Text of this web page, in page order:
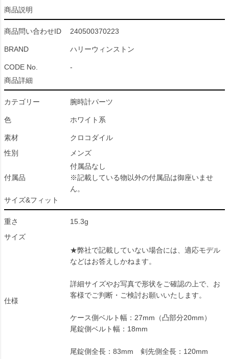
商品説明
商品問い合わせID 240500370223
BRAND ハリーウィンストン
CODE No.
-
商品詳細
カテゴリー 腕時計パーツ
色 ホワイト系
素材
クロコダイル
性別
メンズ
付属品
付属品なし
※記載している物以外の付属品は御座いませ
ん。
サイズ&フィット
重さ
15.3g
サイズ
仕様
★弊社で記載していない場合には、適応モデル
などはお答えしかねます。
詳細サイズやお写真で形状をご確認の上で、お
客様でご判断・ご検討お願いいたします。
ケース側ベルト幅：27mm（凸部分20mm）
尾錠側ベルト幅：18mm
尾錠側全長：83mm 剣先側全長：120mm